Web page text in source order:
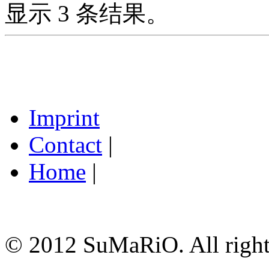
显示 3 条结果。
Imprint
Contact |
Home |
© 2012 SuMaRiO. All